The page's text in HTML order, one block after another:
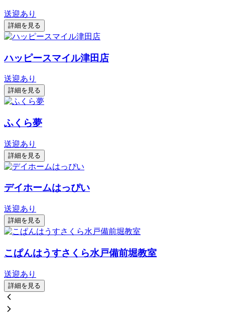
送迎あり
詳細を見る
ハッピースマイル津田店
送迎あり
詳細を見る
ふくら夢
送迎あり
詳細を見る
デイホームはっぴい
送迎あり
詳細を見る
こぱんはうすさくら水戸備前堀教室
送迎あり
詳細を見る